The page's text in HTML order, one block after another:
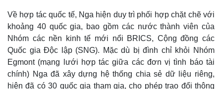
Về hợp tác quốc tế, Nga hiện duy trì phối hợp chặt chẽ với
khoảng 40 quốc gia, bao gồm các nước thành viên của
Nhóm các nền kinh tế mới nổi BRICS, Cộng đồng các
Quốc gia Độc lập (SNG). Mặc dù bị đình chỉ khỏi Nhóm
Egmont (mạng lưới hợp tác giữa các đơn vị tình báo tài
chính) Nga đã xây dựng hệ thống chia sẻ dữ liệu riêng,
hiện đã có 30 quốc gia tham gia, cho phép trao đổi thông